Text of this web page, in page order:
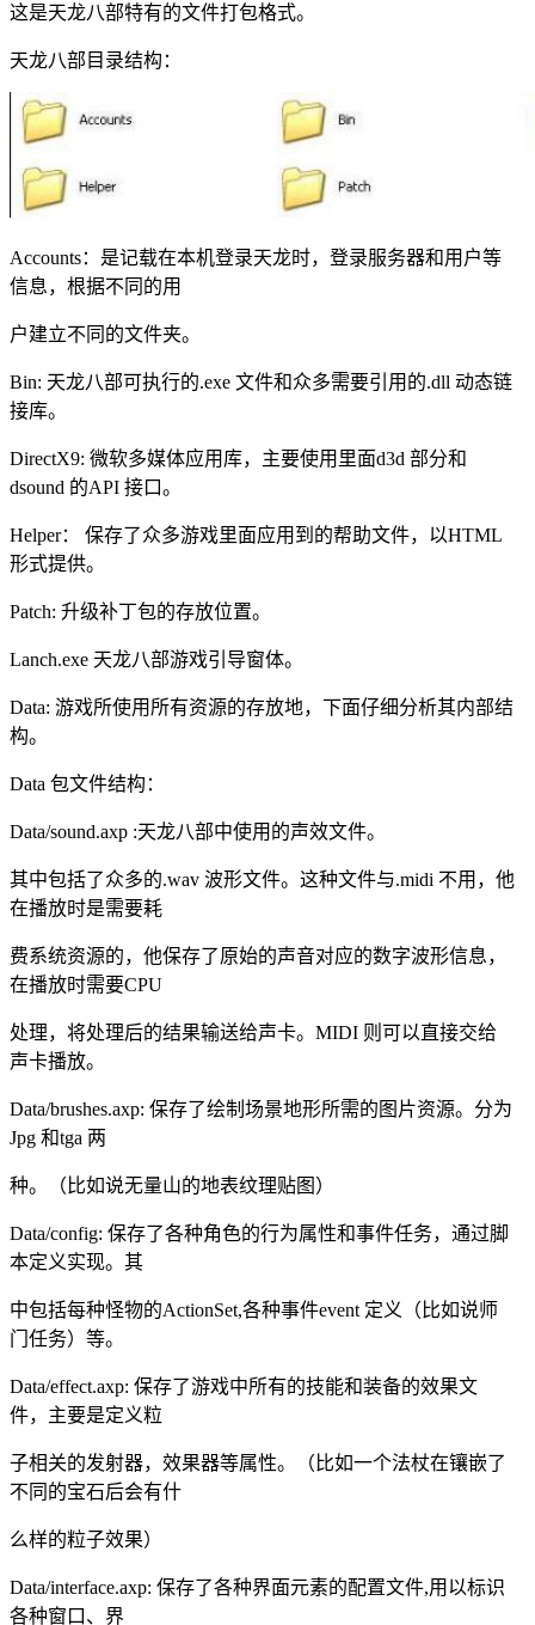
这是天龙八部特有的文件打包格式。
天龙八部目录结构：
Accounts：是记载在本机登录天龙时，登录服务器和用户等
信息，根据不同的用
户建立不同的文件夹。
Bin: 天龙八部可执行的.exe 文件和众多需要引用的.dll 动态链
接库。
DirectX9: 微软多媒体应用库，主要使用里面d3d 部分和
dsound 的API 接口。
Helper： 保存了众多游戏里面应用到的帮助文件，以HTML
形式提供。
Patch: 升级补丁包的存放位置。
Lanch.exe 天龙八部游戏引导窗体。
Data: 游戏所使用所有资源的存放地，下面仔细分析其内部结
构。
Data 包文件结构：
Data/sound.axp :天龙八部中使用的声效文件。
其中包括了众多的.wav 波形文件。这种文件与.midi 不用，他
在播放时是需要耗
费系统资源的，他保存了原始的声音对应的数字波形信息，
在播放时需要CPU
处理，将处理后的结果输送给声卡。MIDI 则可以直接交给
声卡播放。
Data/brushes.axp: 保存了绘制场景地形所需的图片资源。分为
Jpg 和tga 两
种。（比如说无量山的地表纹理贴图）
Data/config: 保存了各种角色的行为属性和事件任务，通过脚
本定义实现。其
中包括每种怪物的ActionSet,各种事件event 定义（比如说师
门任务）等。
Data/effect.axp: 保存了游戏中所有的技能和装备的效果文
件，主要是定义粒
子相关的发射器，效果器等属性。（比如一个法杖在镶嵌了
不同的宝石后会有什
么样的粒子效果）
Data/interface.axp: 保存了各种界面元素的配置文件,用以标识
各种窗口、界